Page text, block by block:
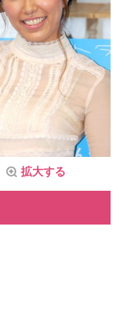
拡大する